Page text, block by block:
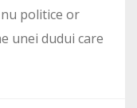
politice or
unei dudui care